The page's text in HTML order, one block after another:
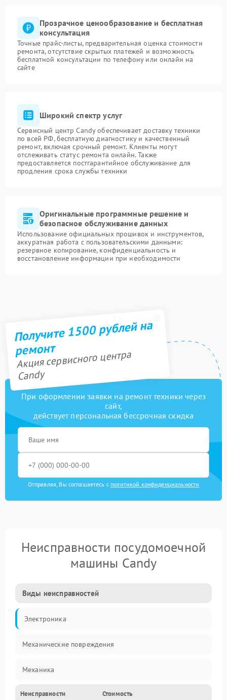
Прозрачное ценообразование и бесплатная
консультация
Точные прайс-листы, предварительная оценка стоимости
ремонта, отсутствие скрытых платежей и возможность
бесплатной консультации по телефону или онлайн на
сайте
Широкий спектр услуг
Сервисный центр Candy обеспечивает доставку техники
по всей РФ, бесплатную диагностику и качественный
ремонт, включая срочный ремонт. Клиенты могут
отслеживать статус ремонта онлайн. Также
предоставляется постгарантийное обслуживание для
продления срока службы техники
Оригинальные программные решение и
безопасное обслуживание данных
Использование официальных прошивок и инструментов,
аккуратная работа с пользовательскими данными:
резервное копирование, конфиденциальность и
восстановление информации при необходимости
Получите 1500 рублей на
ремонт
Акция сервисного центра
Candy
При оформлении заявки на ремонт техники через
сайт,
действует персональная бессрочная скидка
Отправляя, Вы соглашаетесь с политикой конфиденциальности
Неисправности посудомоечной
машины Candy
Виды неисправностей
Электроника
Механические повреждения
Механика
Управление
Неисправности Стоимость